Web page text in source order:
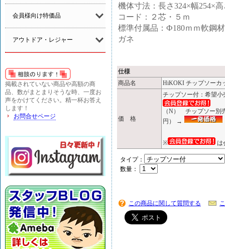
会員様向け特価品
アウトドア・レジャー
掲載されていない商品や高額の商
品、数がまとまりそうな時、一度お
声をかけてください。精一杯お答え
します！
お問合せページ
機体寸法：長さ324×幅254×
コード：２芯・５ｍ
標準付属品：Ф180ｍｍ軟鋼
ガネ
仕様
商品名
HiKOKI チップソー
価 格
チップソー付：希望小
（N） チップソー別
円） →
※ は
タイプ：
数量：
この商品に関して質問する